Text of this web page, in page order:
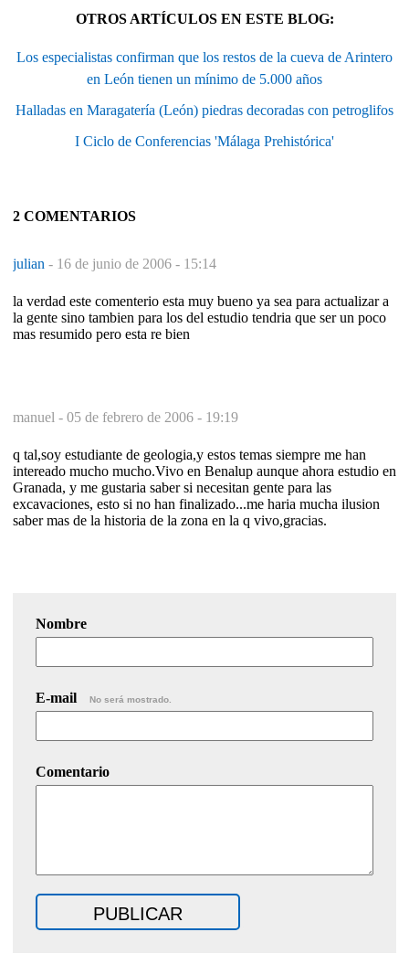
OTROS ARTÍCULOS EN ESTE BLOG:
Los especialistas confirman que los restos de la cueva de Arintero
en León tienen un mínimo de 5.000 años
Halladas en Maragatería (León) piedras decoradas con petroglifos
I Ciclo de Conferencias 'Málaga Prehistórica'
2 COMENTARIOS
julian - 16 de junio de 2006 - 15:14
la verdad este comenterio esta muy bueno ya sea para actualizar a
la gente sino tambien para los del estudio tendria que ser un poco
mas resumido pero esta re bien
manuel - 05 de febrero de 2006 - 19:19
q tal,soy estudiante de geologia,y estos temas siempre me han
intereado mucho mucho.Vivo en Benalup aunque ahora estudio en
Granada, y me gustaria saber si necesitan gente para las
excavaciones, esto si no han finalizado...me haria mucha ilusion
saber mas de la historia de la zona en la q vivo,gracias.
Nombre
E-mail No será mostrado.
Comentario